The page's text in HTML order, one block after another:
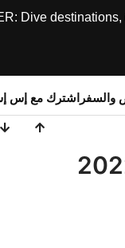
Dive
والسفراشترك مع إس